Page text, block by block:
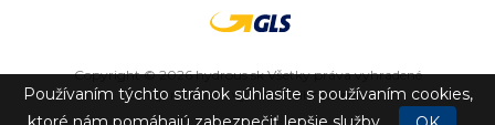
Copyright © 2026 hydrous.sk Všetky práva vyhradené
eshop na mieruvytvorilovibration.sk
Používaním týchto stránok súhlasíte s používaním cookies,